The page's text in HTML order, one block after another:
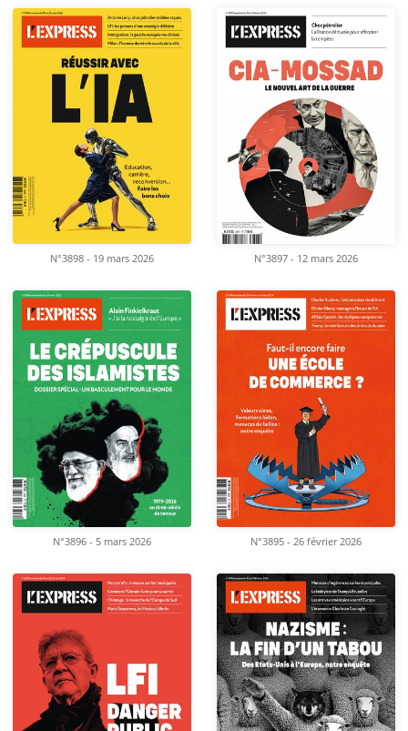
N°3898 - 19 mars 2026 N°3897 - 12 mars 2026
N°3896 - 5 mars 2026 N°3895 - 26 février 2026